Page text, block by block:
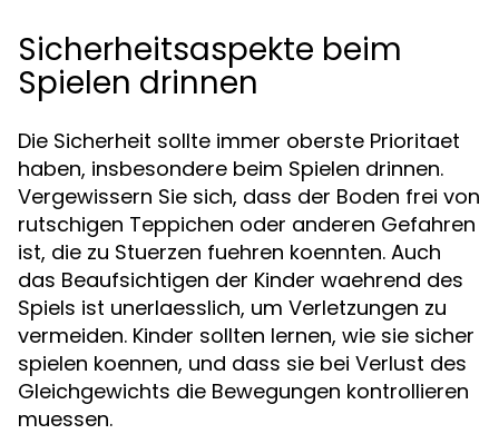
Sicherheitsaspekte beim
Spielen drinnen
Die Sicherheit sollte immer oberste Prioritaet
haben, insbesondere beim Spielen drinnen.
Vergewissern Sie sich, dass der Boden frei von
rutschigen Teppichen oder anderen Gefahren
ist, die zu Stuerzen fuehren koennten. Auch
das Beaufsichtigen der Kinder waehrend des
Spiels ist unerlaesslich, um Verletzungen zu
vermeiden. Kinder sollten lernen, wie sie sicher
spielen koennen, und dass sie bei Verlust des
Gleichgewichts die Bewegungen kontrollieren
muessen.